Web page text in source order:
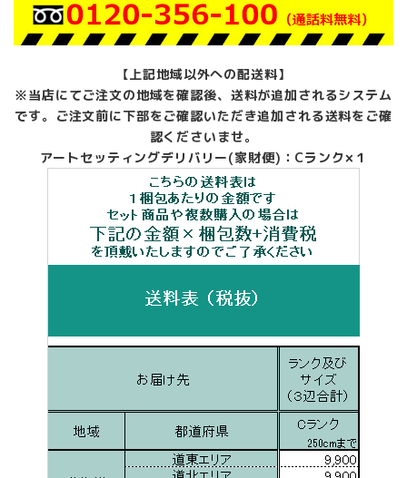
【上記地域以外への配送料】
※当店にてご注文の地域を確認後、送料が追加されるシステム
です。ご注文前に下部をご確認いただき追加される送料をご確
認くださいませ。
アートセッティングデリバリー(家財便)：Cランク×１